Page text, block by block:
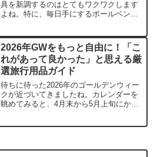
具を新調するのはとてもワクワクします
よね。特に、毎日手にするボールペン
ートナーです。「とりあえず書ければい
いや」と適当に選んでいませ...
2026年GWをもっと自由に！「こ
れがあって良かった」と思える厳
選旅行用品ガイド
待ちに待った2026年のゴールデンウィー
クが近づいてきましたね。カレンダーを
眺めてみると、4月末から5月上旬にかけ